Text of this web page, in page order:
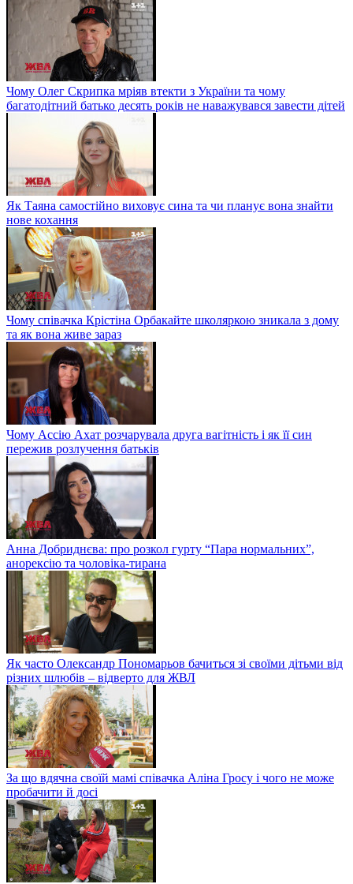
Чому Олег Скрипка мріяв втекти з України та чому
багатодітний батько десять років не наважувався завести дітей
Як Таяна самостійно виховує сина та чи планує вона знайти
нове кохання
Чому співачка Крістіна Орбакайте школяркою зникала з дому
та як вона живе зараз
Чому Ассію Ахат розчарувала друга вагітність і як її син
пережив розлучення батьків
Анна Добриднєва: про розкол гурту “Пара нормальних”,
анорексію та чоловіка-тирана
Як часто Олександр Пономарьов бачиться зі своїми дітьми від
різних шлюбів – відверто для ЖВЛ
За що вдячна своїй мамі співачка Аліна Гросу і чого не може
пробачити й досі